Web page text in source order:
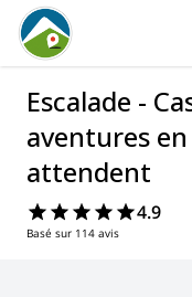
Escalade -
aventures
attendent
4.9
Basé sur 114 avis